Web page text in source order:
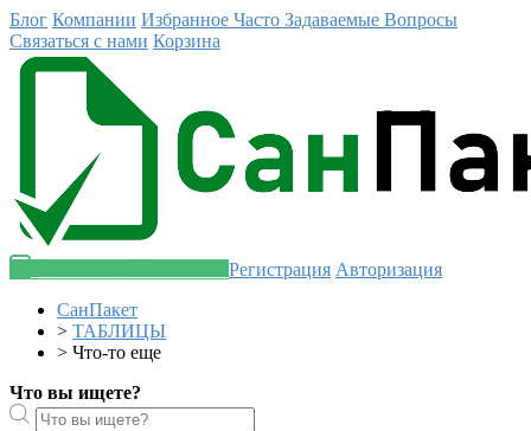
Блог Компании Избранное Часто Задаваемые Вопросы
Связаться с нами Корзина
Регистрация Авторизация
СанПакет
> ТАБЛИЦЫ
> Что-то еще
Что вы ищете?